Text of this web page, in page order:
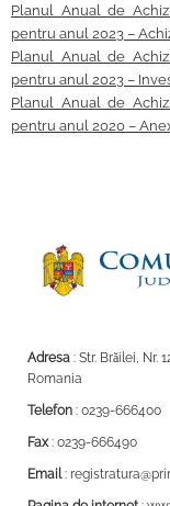
Planul Anual de
pentru anul 2023 –
Planul Anual de
pentru anul 2023 –
Planul Anual de
pentru anul 2020 –
Adresa : Str. Brăilei, Nr.
Romania
Telefon : 0239-666400
Fax: 0239-666490
Email: